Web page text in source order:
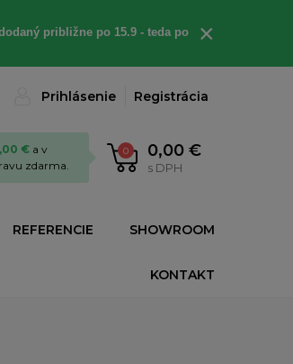
približne po 15.9 - teda po
×
Prihlásenie Registrácia
0 0,00 €
s DPH
€ a v
zdarma.
REFERENCIE SHOWROOM
KONTAKT